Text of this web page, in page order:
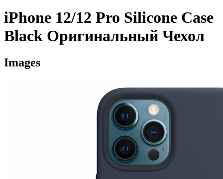
iPhone 12/12 Pro Silicone Case
Black Оригинальный Чехол
Images